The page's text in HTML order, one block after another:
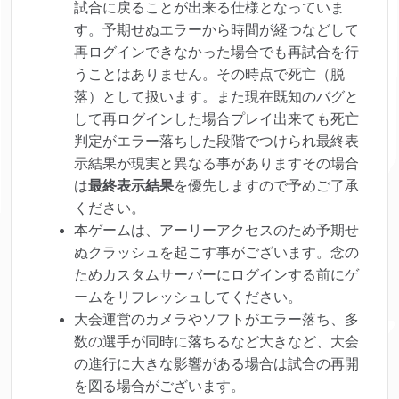
試合に戻ることが出来る仕様となっていま
す。予期せぬエラーから時間が経つなどして
再ログインできなかった場合でも再試合を行
うことはありません。その時点で死亡（脱
落）として扱います。また現在既知のバグと
して再ログインした場合プレイ出来ても死亡
判定がエラー落ちした段階でつけられ最終表
示結果が現実と異なる事がありますその場合
は最終表示結果を優先しますので予めご了承
ください。
本ゲームは、アーリーアクセスのため予期せ
ぬクラッシュを起こす事がございます。念の
ためカスタムサーバーにログインする前にゲ
ームをリフレッシュしてください。
大会運営のカメラやソフトがエラー落ち、多
数の選手が同時に落ちるなど大きなど、大会
の進行に大きな影響がある場合は試合の再開
を図る場合がございます。